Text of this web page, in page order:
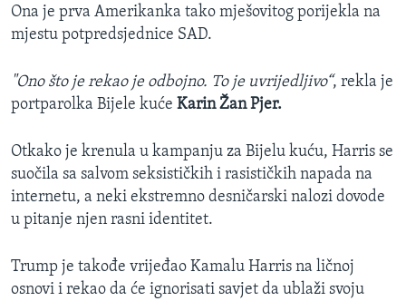
Ona je prva Amerikanka tako mješovitog porijekla na
mjestu potpredsjednice SAD.
"Ono što je rekao je odbojno. To je uvrijedljivo“, rekla je
portparolka Bijele kuće Karin Žan Pjer.
Otkako je krenula u kampanju za Bijelu kuću, Harris se
suočila sa salvom seksističkih i rasističkih napada na
internetu, a neki ekstremno desničarski nalozi dovode
u pitanje njen rasni identitet.
Trump je takođe vrijeđao Kamalu Harris na ličnoj
osnovi i rekao da će ignorisati savjet da ublaži svoju